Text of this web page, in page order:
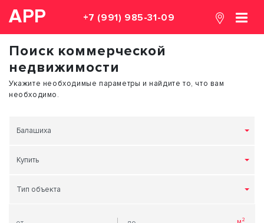
АРР +7 (991) 985-31-09
Поиск коммерческой
недвижимости
Укажите необходимые параметры и найдите то, что вам
необходимо.
Балашиха
Купить
Тип объекта